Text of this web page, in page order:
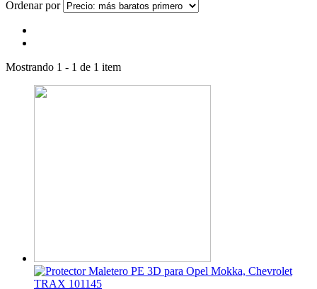
Ordenar por
Mostrando 1 - 1 de 1 item